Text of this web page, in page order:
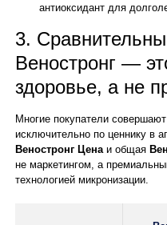
антиоксидант для
3.
Веностронг —
здоровье, а не
Многие покупатели
исключительно по ценнику в
Веностронг Ценаи общая
не маркетингом, а
технологией микронизации.